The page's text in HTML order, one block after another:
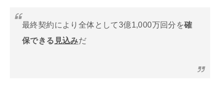
最終契約により全体として3億1,000万回分を確
保できる 見込みだ